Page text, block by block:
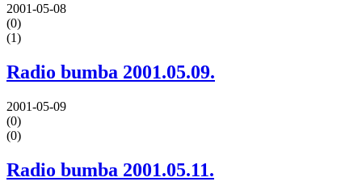
2001-05-08
(0)
(1)
Radio bumba 2001.05.09.
2001-05-09
(0)
(0)
Radio bumba 2001.05.11.